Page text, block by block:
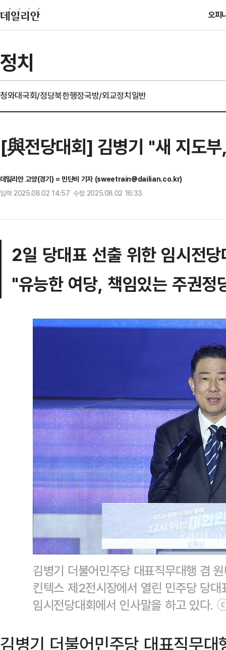
오피
정치
청와대국회/정당북한행정국방/외교정치일반
[與전당대회] 김병기 "새 지도
데일리안 고양(경기) = 민단비 기자 (sweetrain@dailian.co.kr)
입력 2025.08.02 14:57 수정 2025.08.02 16:33
2일 당대표 선출 위한 임시전
"유능한 여당, 책임있는 주권정
김병기 더불어민주당 대표직무대행 겸
킨텍스 제2전시장에서 열린 민주당 당
임시전당대회에서 인사말을 하고 있다.
김병기 더불어민주당 대표직무